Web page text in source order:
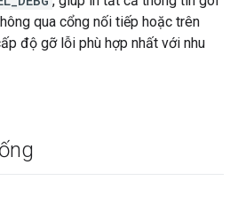
qua cổng nối tiếp hoặc trên
độ gỡ lỗi phù hợp nhất với nhu